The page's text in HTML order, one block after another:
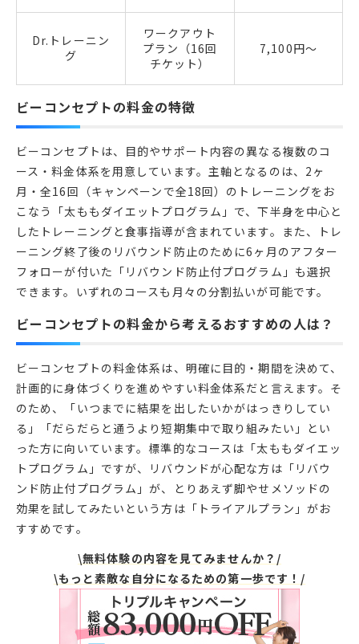
Dr.トレーニン
グ
ワークアウト
プラン（16回
チケット）
7,100円～
ビーコンセプトの料金の特徴
ビーコンセプトは、目的やサポート内容の異なる複数のコ
ース・料金体系を用意しています。主軸となるのは、2ヶ
月・全16回（キャンペーンで全18回）のトレーニングをお
こなう「太ももダイエットプログラム」で、下半身を中心と
したトレーニングと食事指導が含まれています。また、トレ
ーニング終了後のリバウンド防止のために6ヶ月のアフター
フォローが付いた「リバウンド防止付プログラム」も選択
できます。いずれのコースも月々の分割払いが可能です。
ビーコンセプトの料金から考えるおすすめの人は？
ビーコンセプトの料金体系は、明確に目的・期間を決めて、
計画的に身体づくりを進めやすい料金体系だと言えます。そ
のため、「いつまでに結果を出したいかがはっきりしてい
る」「だらだらと通うより短期集中で取り組みたい」とい
った方に向いています。標準的なコースは「太ももダイエッ
トプログラム」ですが、リバウンドが心配な方は「リバウ
ンド防止付プログラム」が、とりあえず脚やせメソッドの
効果を試してみたいという方は「トライアルプラン」がお
すすめです。
\無料体験の内容を見てみませんか？/
\もっと素敵な自分になるための第一歩です！/